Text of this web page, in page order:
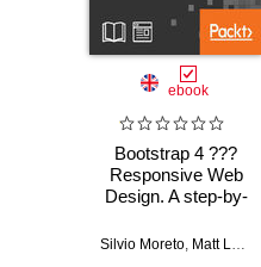
ebook
Bootstrap 4 ???
Responsive Web
Design. A step-by-
course enabling
Silvio Moreto, Matt Lambert